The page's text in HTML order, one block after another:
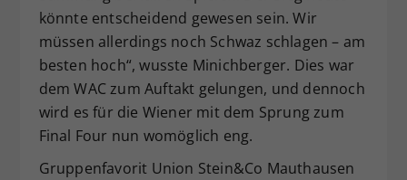
könnte entscheidend gewesen sein. Wir
müssen allerdings noch Schwaz schlagen – am
besten hoch“, wusste Minichberger. Dies war
dem WAC zum Auftakt gelungen, und dennoch
wird es für die Wiener mit dem Sprung zum
Final Four nun womöglich eng.
Gruppenfavorit Union Stein&Co Mauthausen